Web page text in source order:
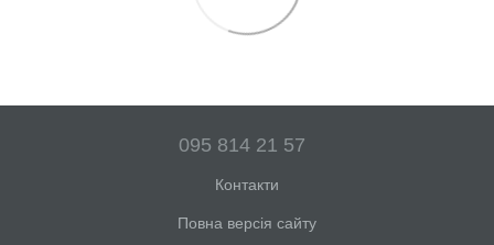
095 814 21 57
Контакти
Повна версія сайту